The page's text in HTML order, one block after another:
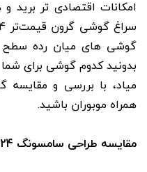
امکانات اقتصادی تر برید
گوشی های میان رده سطح
بدونید کدوم گوشی برای
همراه موبوران باشید.
مقایسه طراحی سامسونگ A24 با Samsung A34